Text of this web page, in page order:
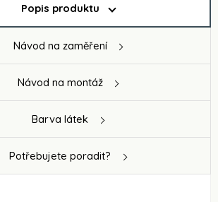
Popis produktu
Návod na zaměření
Návod na montáž
Barva látek
Potřebujete poradit?